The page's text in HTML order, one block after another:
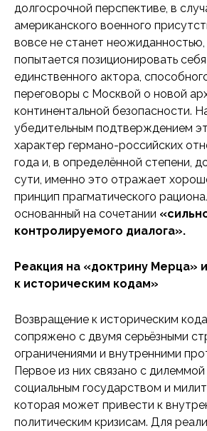
долгосрочной перспективе, в
американского военного
вовсе не станет
попытается позиционировать себя
единственного актора,
переговоры с Москвой о новой
континентальной безопасности.
убедительным подтверждением
характер германо-российских
года и, в определённой степени,
сути, именно это отражает
принцип прагматического
основанный на сочетании
контролируемого диалога».
Реакция на «доктрину Мерца»
к историческим кодам»
Возвращение к историческим
сопряжено с двумя серьёзными
ограничениями и внутренними
Первое из них связано с
социальным государством и
которая может привести к
политическим кризисам. Для